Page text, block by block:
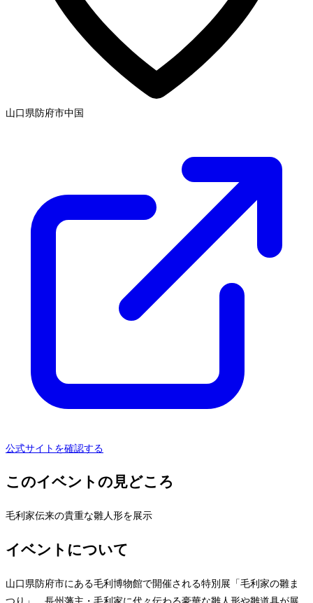
山口県防府市中国
公式サイトを確認する
このイベントの見どころ
毛利家伝来の貴重な雛人形を展示
イベントについて
山口県防府市にある毛利博物館で開催される特別展「毛利家の雛ま